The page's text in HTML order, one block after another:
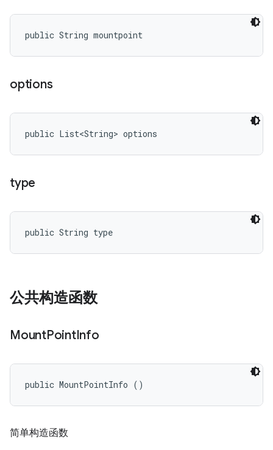
public String mountpoint
options
public List<String> options
type
public String type
公共构造函数
MountPointInfo
public MountPointInfo ()
简单构造函数